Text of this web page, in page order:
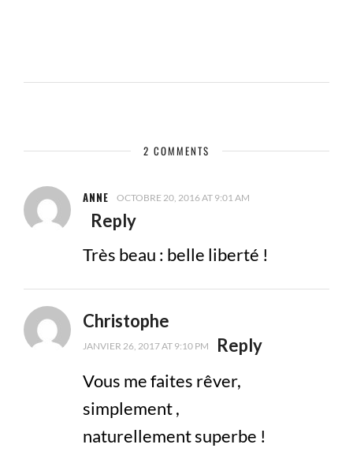
2 COMMENTS
ANNE OCTOBRE 20, 2016 AT 9:01 AM
Reply
Très beau : belle liberté !
Christophe
JANVIER 26, 2017 AT 9:10 PM
Reply
Vous me faites rêver,
simplement ,
naturellement superbe !